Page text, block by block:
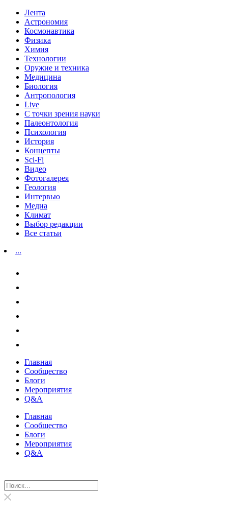
Лента
Астрономия
Космонавтика
Физика
Химия
Технологии
Оружие и техника
Медицина
Биология
Антропология
Live
С точки зрения науки
Палеонтология
Психология
История
Концепты
Sci-Fi
Видео
Фотогалерея
Геология
Интервью
Медиа
Климат
Выбор редакции
Все статьи
...
Главная
Сообщество
Блоги
Мероприятия
Q&A
Главная
Сообщество
Блоги
Мероприятия
Q&A